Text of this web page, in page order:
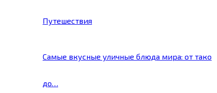
Путешествия
Самые вкусные уличные блюда мира: от тако
до…